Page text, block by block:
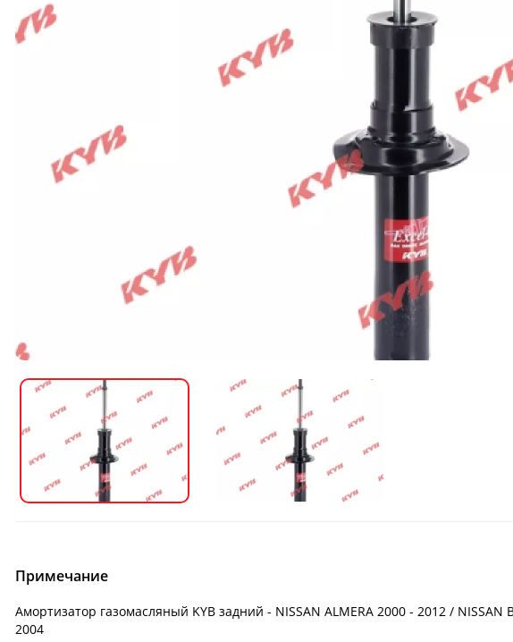
Примечание
Амортизатор газомасляный KYB задний - NISSAN ALMERA 2000 - 2012 / NISSAN
2004